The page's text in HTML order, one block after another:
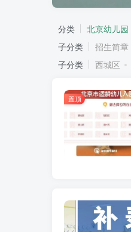
分类
北京幼儿园
子分类
招生简章
子分类
西城区
置顶